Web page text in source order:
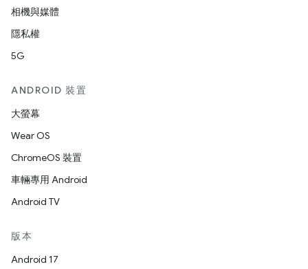
相機與媒體
隱私權
5G
ANDROID 裝置
大螢幕
Wear OS
ChromeOS 裝置
車輛專用 Android
Android TV
版本
Android 17